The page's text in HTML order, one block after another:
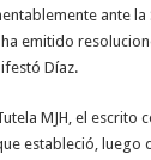
ante
ha emitido
Díaz.
MJH, el escrito
estableció, luego